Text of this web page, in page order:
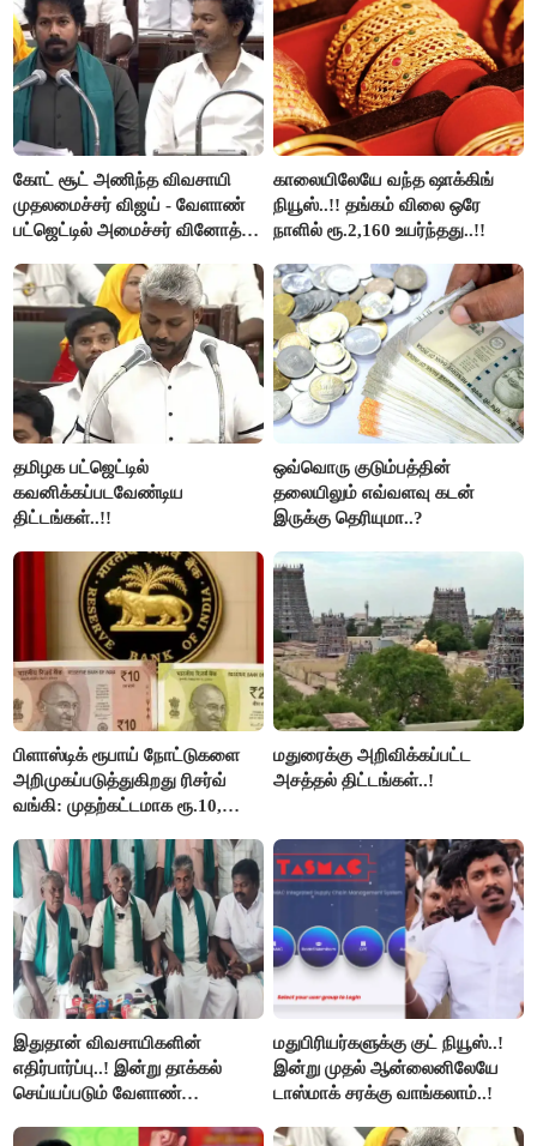
கோட் சூட் அணிந்த விவசாயி
முதலமைச்சர் விஜய் - வேளாண்
பட்ஜெட்டில் அமைச்சர் வினோத்
காலையிலேயே வந்த ஷாக்கிங்
நியூஸ்..!! தங்கம் விலை ஒரே
நாளில் ரூ.2,160 உயர்ந்தது..!!
தமிழக பட்ஜெட்டில்
கவனிக்கப்படவேண்டிய
திட்டங்கள்..!!
ஒவ்வொரு குடும்பத்தின்
தலையிலும் எவ்வளவு கடன்
இருக்கு தெரியுமா..?
பிளாஸ்டிக் ரூபாய் நோட்டுகளை
அறிமுகப்படுத்துகிறது ரிசர்வ்
வங்கி: முதற்கட்டமாக ரூ.10,
மதுரைக்கு அறிவிக்கப்பட்ட
அசத்தல் திட்டங்கள்..!
இதுதான் விவசாயிகளின்
எதிர்பார்ப்பு..! இன்று தாக்கல்
செய்யப்படும் வேளாண்
மதுபிரியர்களுக்கு குட் நியூஸ்..!
இன்று முதல் ஆன்லைனிலேயே
டாஸ்மாக் சரக்கு வாங்கலாம்..!